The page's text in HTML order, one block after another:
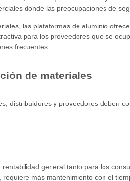
donde las preocupaciones de
las plataformas de aluminio
para los proveedores que se
frecuentes.
de materiales
distribuidores y proveedores deben
general tanto para los
más mantenimiento con el